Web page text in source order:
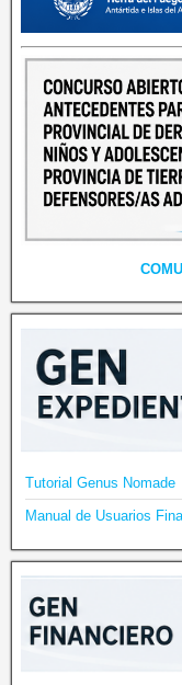
Tutorial Genus Nomade
Manual de Usuarios